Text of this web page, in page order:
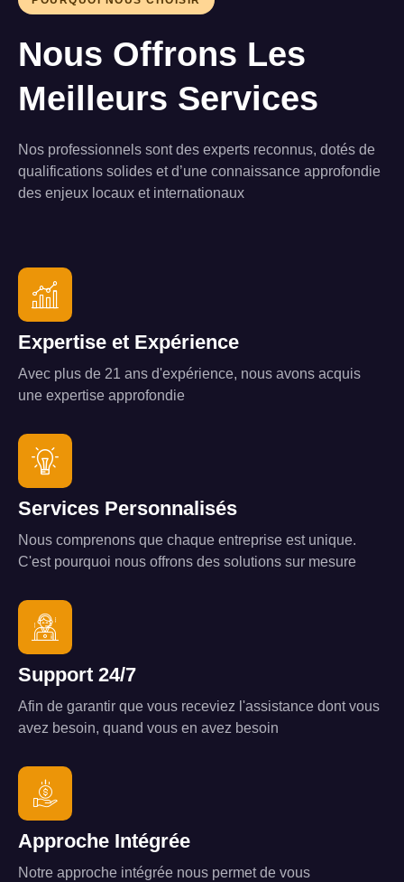
Nous Offrons Les
Meilleurs Services
Nos professionnels sont des experts reconnus, dotés de
qualifications solides et d’une connaissance approfondie
des enjeux locaux et internationaux
Expertise et Expérience
Avec plus de 21 ans d'expérience, nous avons acquis
une expertise approfondie
Services Personnalisés
Nous comprenons que chaque entreprise est unique.
C'est pourquoi nous offrons des solutions sur mesure
Approche Intégrée
Notre approche intégrée nous permet de vous
Support 24/7
Afin de garantir que vous receviez l'assistance dont vous
avez besoin, quand vous en avez besoin